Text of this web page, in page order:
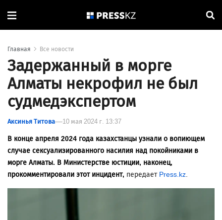
Главная Все новости
Задержанный в морге
Алматы некрофил не был
судмедэкспертом
Аксинья Титова 10 мая 2024 г. 13:37
В конце апреля 2024 года казахстанцы узнали о вопиющем
случае сексуализированного насилия над покойниками в
морге Алматы. В Министерстве юстиции, наконец,
прокомментировали этот инцидент, передает Press.kz.